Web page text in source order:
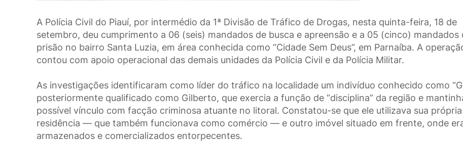
A Polícia Civil do Piauí, por intermédio da 1ª Divisão de Tráfico de Drogas, nesta quinta-feira, 18 de
setembro, deu cumprimento a 06 (seis) mandados de busca e apreensão e a 05 (cinco) mandados
prisão no bairro Santa Luzia, em área conhecida como “Cidade Sem Deus”, em Parnaíba. A
contou com apoio operacional das demais unidades da Polícia Civil e da Polícia Militar.
As investigações identificaram como líder do tráfico na localidade um indivíduo conhecido como
posteriormente qualificado como Gilberto, que exercia a função de “disciplina” da região e
possível vínculo com facção criminosa atuante no litoral. Constatou-se que ele utilizava sua própria
residência — que também funcionava como comércio — e outro imóvel situado em frente, onde
armazenados e comercializados entorpecentes.